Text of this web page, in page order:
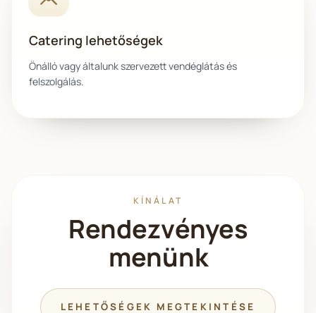
Catering lehetőségek
Önálló vagy általunk szervezett vendéglátás és
felszolgálás.
KÍNÁLAT
Rendezvényes
menünk
LEHETŐSÉGEK MEGTEKINTÉSE